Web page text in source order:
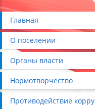
Главная
О поселении
Органы власти
Нормотворчество
Противодействие